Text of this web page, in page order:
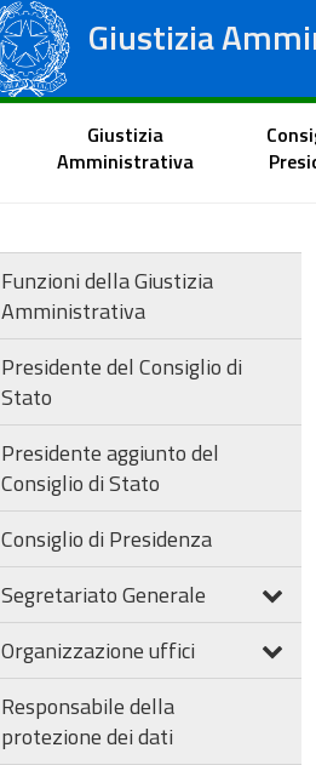
Giustizia
Tribunali Amministrativi
Portale del cittadino
Giustizia
Amministrativa
Funzioni della Giustizia
Amministrativa
Presidente del Consiglio di
Stato
Presidente aggiunto del
Consiglio di Stato
Consiglio di Presidenza
Segretariato Generale
Organizzazione uffici
Responsabile della
protezione dei dati